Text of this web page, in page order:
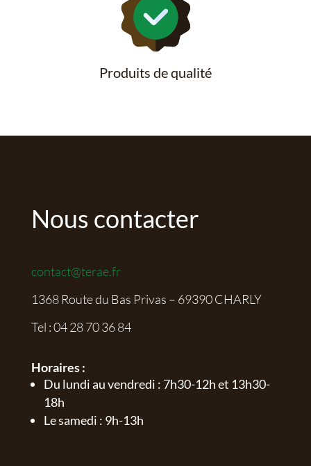
Produits de qualité
Nous contacter
contact@terae.fr
1368 Route du Bas Privas – 69390 CHARLY
Tel :04 28 70 36 84
Horaires :
Du lundi au vendredi : 7h30-12h et 13h30-
18h
Le samedi : 9h-13h